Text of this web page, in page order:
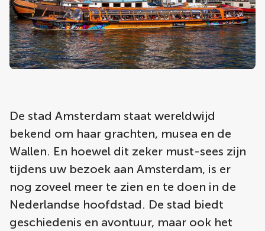
De stad Amsterdam staat wereldwijd
bekend om haar grachten, musea en de
Wallen. En hoewel dit zeker must-sees zijn
tijdens uw bezoek aan Amsterdam, is er
nog zoveel meer te zien en te doen in de
Nederlandse hoofdstad. De stad biedt
geschiedenis en avontuur, maar ook het